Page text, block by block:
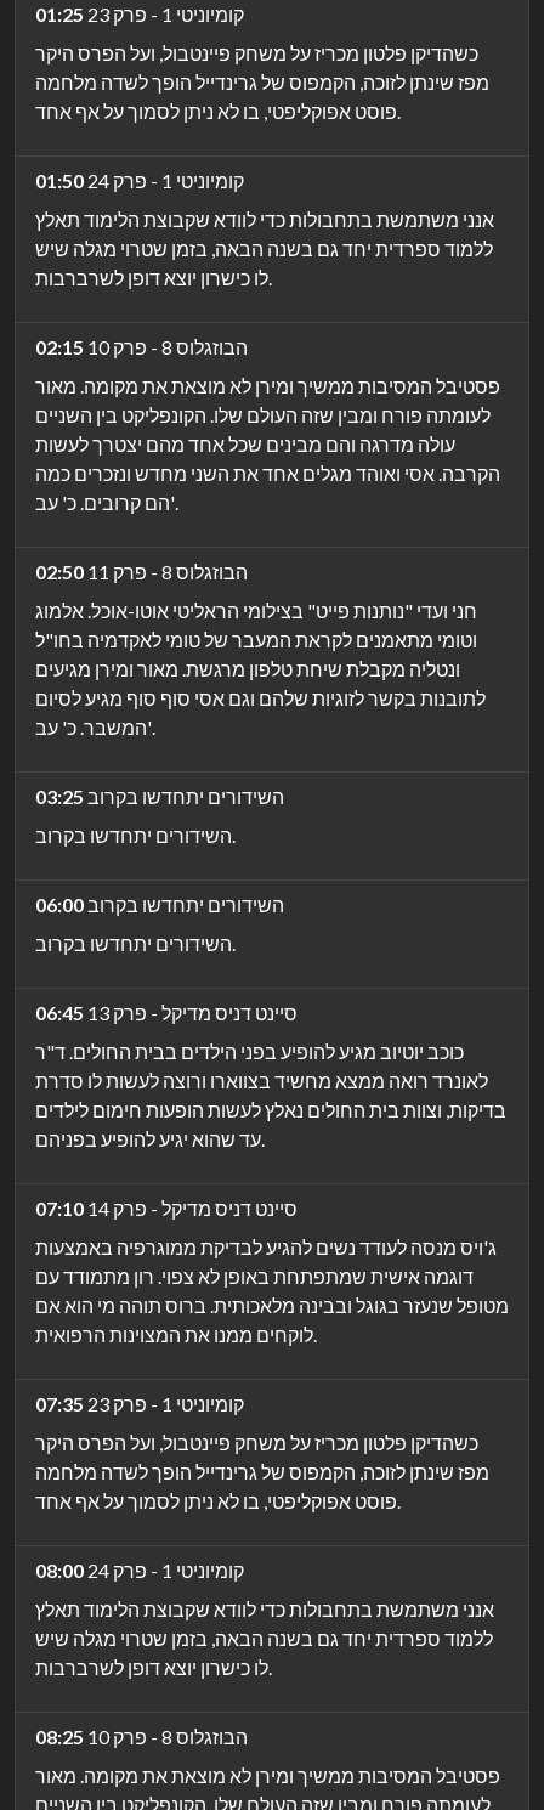
01:25
קומיוניטי 1 - פרק 23
כשהדיקן פלטון מכריז על משחק פיינטבול, ועל הפרס היקר
מפז שינתן לזוכה, הקמפוס של גרינדייל הופך לשדה מלחמה
פוסט אפוקליפטי, בו לא ניתן לסמוך על אף אחד.
01:50
קומיוניטי 1 - פרק 24
אנני משתמשת בתחבולות כדי לוודא שקבוצת הלימוד תאלץ
ללמוד ספרדית יחד גם בשנה הבאה, בזמן שטרוי מגלה שיש
לו כישרון יוצא דופן לשרברבות.
02:15
הבוזגלוס 8 - פרק 10
פסטיבל המסיבות ממשיך ומירן לא מוצאת את מקומה. מאור
לעומתה פורח ומבין שזה העולם שלו. הקונפליקט בין השניים
עולה מדרגה והם מבינים שכל אחד מהם יצטרך לעשות
הקרבה. אסי ואוהד מגלים אחד את השני מחדש ונזכרים כמה
הם קרובים. כ' עב'.
02:50
הבוזגלוס 8 - פרק 11
חני ועדי "נותנות פייט" בצילומי הראליטי אוטו-אוכל. אלמוג
וטומי מתאמנים לקראת המעבר של טומי לאקדמיה בחו"ל
ונטליה מקבלת שיחת טלפון מרגשת. מאור ומירן מגיעים
לתובנות בקשר לזוגיות שלהם וגם אסי סוף סוף מגיע לסיום
המשבר. כ' עב'.
03:25 השידורים יתחדשו בקרוב
השידורים יתחדשו בקרוב.
06:00השידורים יתחדשו בקרוב
השידורים יתחדשו בקרוב.
06:45
סיינט דניס מדיקל - פרק 13
כוכב יוטיוב מגיע להופיע בפני הילדים בבית החולים. ד"ר
לאונרד רואה ממצא מחשיד בצווארו ורוצה לעשות לו סדרת
בדיקות, וצוות בית החולים נאלץ לעשות הופעות חימום לילדים
עד שהוא יגיע להופיע בפניהם.
07:10
סיינט דניס מדיקל - פרק 14
ג'ויס מנסה לעודד נשים להגיע לבדיקת ממוגרפיה באמצעות
דוגמה אישית שמתפתחת באופן לא צפוי. רון מתמודד עם
מטופל שנעזר בגוגל ובבינה מלאכותית. ברוס תוהה מי הוא אם
לוקחים ממנו את המצוינות הרפואית.
07:35
קומיוניטי 1 - פרק 23
כשהדיקן פלטון מכריז על משחק פיינטבול, ועל הפרס היקר
מפז שינתן לזוכה, הקמפוס של גרינדייל הופך לשדה מלחמה
פוסט אפוקליפטי, בו לא ניתן לסמוך על אף אחד.
08:00
קומיוניטי 1 - פרק 24
אנני משתמשת בתחבולות כדי לוודא שקבוצת הלימוד תאלץ
ללמוד ספרדית יחד גם בשנה הבאה, בזמן שטרוי מגלה שיש
לו כישרון יוצא דופן לשרברבות.
08:25
הבוזגלוס 8 - פרק 10
פסטיבל המסיבות ממשיך ומירן לא מוצאת את מקומה. מאור
לעומתה פורח ומבין שזה העולם שלו. הקונפליקט בין השניים